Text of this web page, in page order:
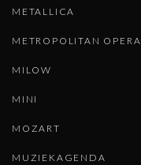
METALLICA
METROPOLITAN OPERA
MILOW
MINI
MOZART
MUZIEKAGENDA